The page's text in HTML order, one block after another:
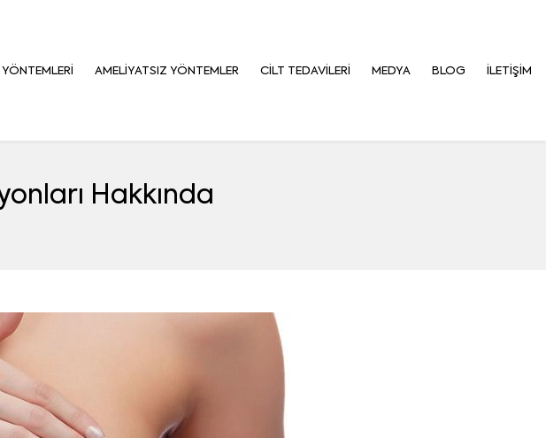
AMELIYATSIZ YÖNTEMLER CILT TEDAVILERI MEDYA BLOG İLETIŞIM
Hakkında